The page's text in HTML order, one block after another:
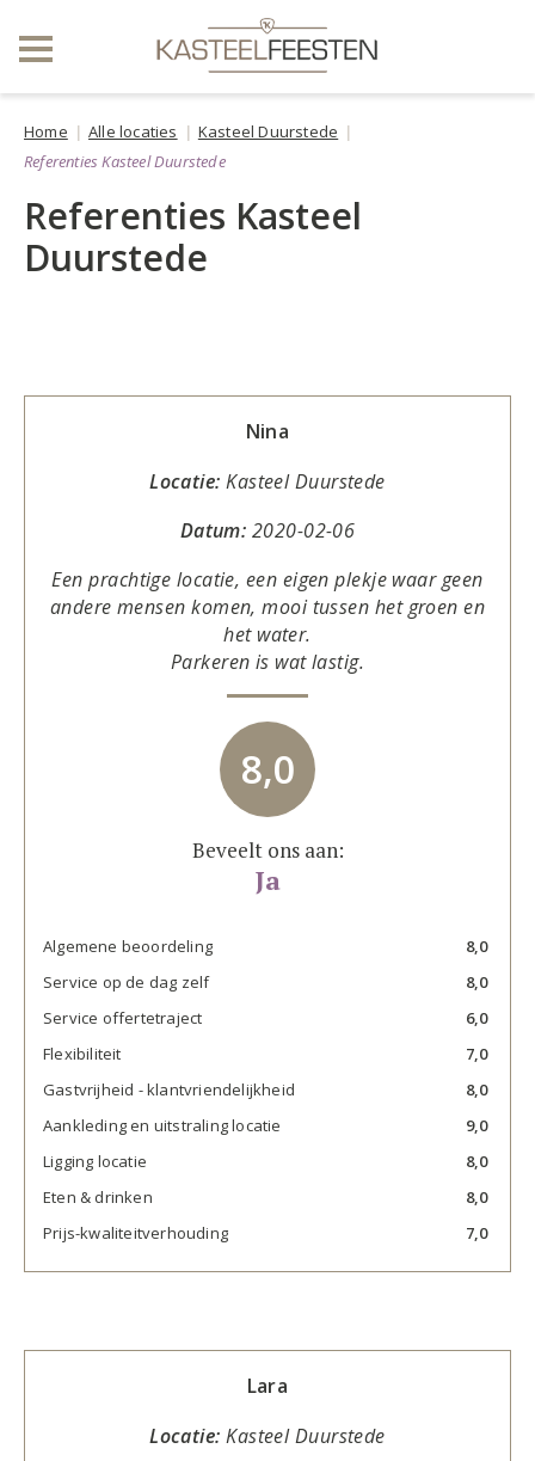
Home Alle locaties
Kasteel Duurstede
Referenties Kasteel Duurstede
Referenties Kasteel
Duurstede
Nina
Locatie: Kasteel Duurstede
Datum: 2020-02-06
Een prachtige locatie, een eigen plekje waar geen
andere mensen komen, mooi tussen het groen en
het water.
Parkeren is wat lastig.
8,0
Beveelt ons aan:
Ja
Algemene beoordeling
8,0
Service op de dag zelf
8,0
Service offertetraject
6,0
Flexibiliteit
7,0
Gastvrijheid - klantvriendelijkheid
8,0
Aankleding en uitstraling locatie
9,0
Ligging locatie
8,0
Eten & drinken
8,0
Prijs-kwaliteitverhouding
7,0
Lara
Locatie: Kasteel Duurstede